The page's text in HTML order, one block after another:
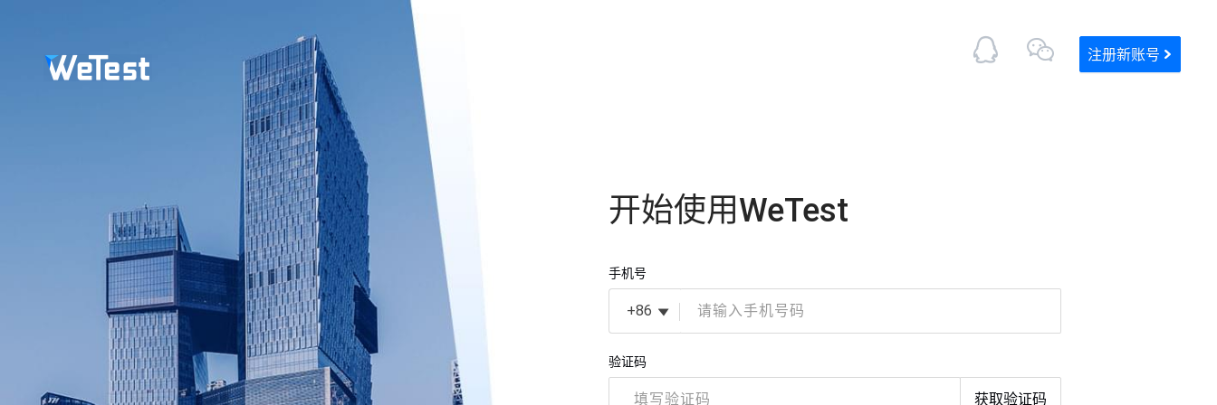
注册新账号
开始使用WeTest
手机号
+86
验证码
获取验证码